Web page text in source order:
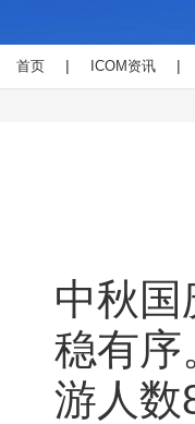
首页 | ICOM资讯 |
中秋
稳有序
游人数